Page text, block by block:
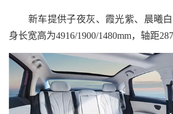
新车提供子夜灰、霞光紫、晨曦白
身长宽高为4916/1900/1480mm，轴距